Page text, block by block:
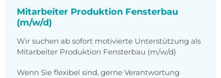
Mitarbeiter Produktion Fensterbau
(m/w/d)
Wir suchen ab sofort motivierte Unterstützung als
Mitarbeiter Produktion Fensterbau (m/w/d)
Wenn Sie flexibel sind, gerne Verantwortung